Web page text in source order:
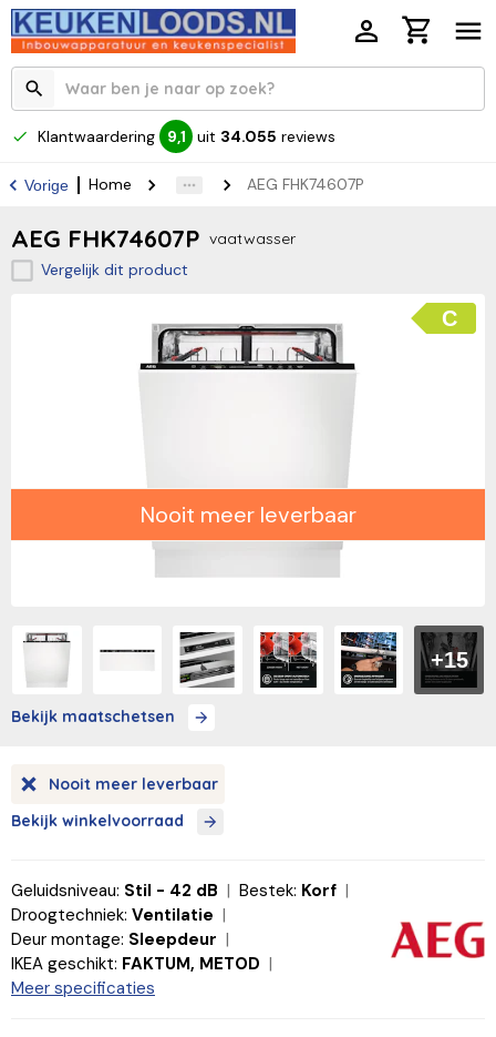
Klantwaardering 9,1 uit 34.055 reviews
Vorige Home AEG FHK74607P
AEG FHK74607P vaatwasser
Vergelijk dit product
+15
C
Nooit meer leverbaar
Bekijk maatschetsen
Nooit meer leverbaar
Bekijk winkelvoorraad
Geluidsniveau: Stil - 42 dB Bestek: Korf
Droogtechniek: Ventilatie
Deur montage: Sleepdeur
IKEA geschikt: FAKTUM, METOD
Meer specificaties